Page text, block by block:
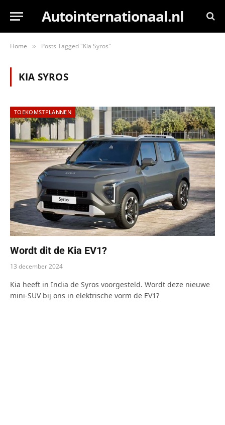
Autointernationaal.nl
Home » Posts Tagged "Kia Syros"
KIA SYROS
TOEKOMSTPLANNEN
Wordt dit de Kia EV1?
13 december 2024
Kia heeft in India de Syros voorgesteld. Wordt deze nieuwe
mini-SUV bij ons in elektrische vorm de EV1?